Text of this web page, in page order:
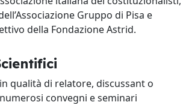
Gruppo di Pisa e
della Fondazione Astrid.
qualità di relatore, discussant o
convegni e seminari